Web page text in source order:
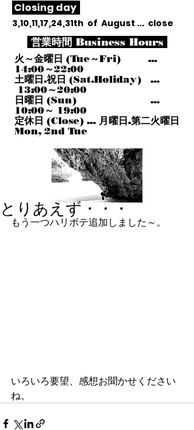
Closing day
3,10,11,17,24,31th of August ... close
営業時間 Business Hours
火～金曜日 (Tue～Fri) ...
14:00～22:00
土曜日.祝日 (Sat.Holiday) ...
13:00～20:00
日曜日 (Sun) ...
10:00～ 19:00
定休日 (Close) ... 月曜日.第二火曜日
Mon, 2nd Tue
とりあえず・・・
もう一つハリボテ追加しました～。
いろいろ要望、感想お聞かせください
ね。